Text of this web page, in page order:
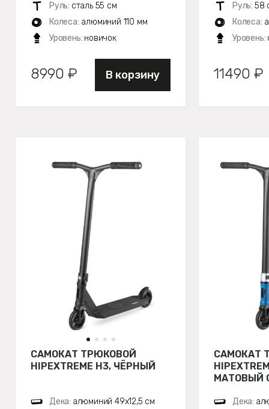
Руль: сталь 55 см
Колеса: алюминий 110 мм
Уровень: новичок
8990 ₽ В корзину
Руль: 58
Колеса:
Уровень:
11490 ₽
САМОКАТ ТРЮКОВОЙ
HIPEXTREME H3, ЧЁРНЫЙ
Дека: алюминий 49х12,5 см
САМОКАТ
МАТОВЫЙ
Дека: